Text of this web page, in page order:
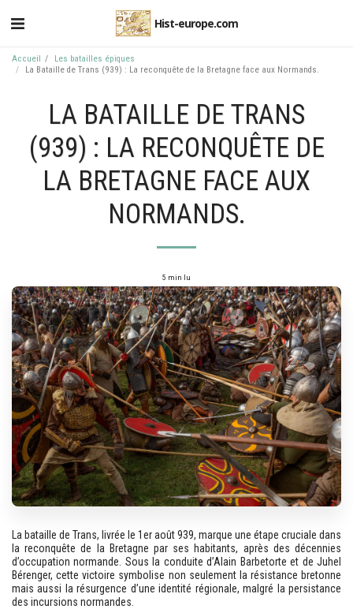
Hist-europe.com
Accueil
Les batailles épiques
La Bataille de Trans (939) : La reconquête de la Bretagne face aux Normands.
LA BATAILLE DE TRANS
(939) : LA RECONQUÊTE DE
LA BRETAGNE FACE AUX
NORMANDS.
5 min lu
La bataille de Trans, livrée le 1er août 939, marque une étape cruciale dans
la reconquête de la Bretagne par ses habitants, après des décennies
d’occupation normande. Sous la conduite d’Alain Barbetorte et de Juhel
Bérenger, cette victoire symbolise non seulement la résistance bretonne
mais aussi la résurgence d’une identité régionale, malgré la persistance
des incursions normandes.